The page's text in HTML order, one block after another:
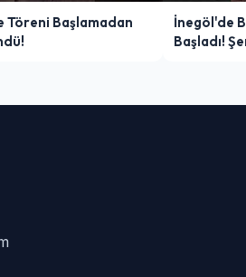
Töreni Başlamadan
İnegöl'de
Başladı!